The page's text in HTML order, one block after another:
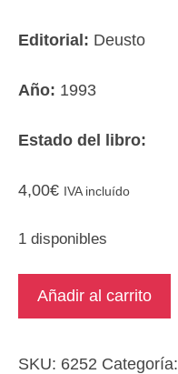
Editorial: Deusto
Año: 1993
Estado del libro:
4,00€ IVA incluído
1 disponibles
Técnicas
rápido
Añadir al carrito
SKU: 6252 Categoría: